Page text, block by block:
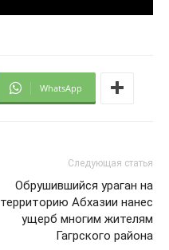
WhatsApp
Следующая статья
Обрушившийся ураган на
территорию Абхазии нанес
ущерб многим жителям
Гагрского района